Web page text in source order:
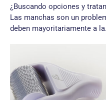
¿Buscando opciones y
Las manchas son un
deben mayoritariamente a